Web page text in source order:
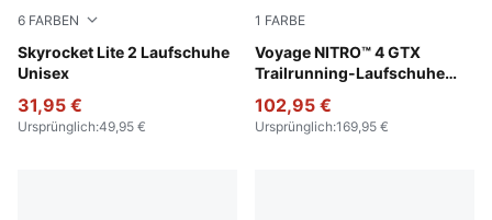
6 FARBEN
Skyrocket Lite 2 Laufschuhe
Unisex
Lavendar Pop-Lilac Luster
31,95 €
Ursprünglich:49,95 €
1 FARBE
Voyage NITRO™ 4 GTX
Trailrunning-Laufschuhe
PUMA Black-PUMA Silver
102,95 €
Ursprünglich:169,95 €